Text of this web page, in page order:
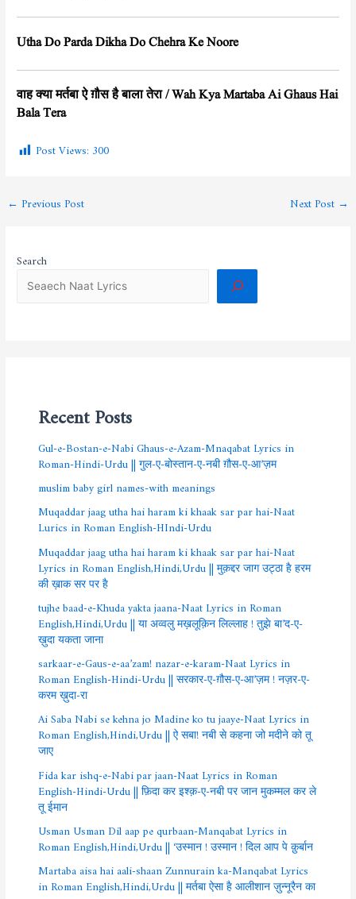
Utha Do Parda Dikha Do Chehra Ke Noore
वाह क्या मर्तबा ऐ ग़ौस है बाला तेरा / Wah Kya Martaba Ai Ghaus Hai
Bala Tera
Post Views:300
← Previous Post Next Post→
Search
Recent Posts
Gul-e-Bostan-e-Nabi Ghaus-e-Azam-Mnaqabat Lyrics in
Roman-Hindi-Urdu || गुल-ए-बोस्तान-ए-नबी ग़ौस-ए-आ’ज़म
muslim baby girl names-with meanings
Muqaddar jaag utha hai haram ki khaak sar par hai-Naat
Lurics in Roman English-HIndi-Urdu
Muqaddar jaag utha hai haram ki khaak sar par hai-Naat
Lyrics in Roman English,Hindi,Urdu || मुक़द्दर जाग उट्ठा है हरम
की ख़ाक सर पर है
tujhe baad-e-Khuda yakta jaana-Naat Lyrics in Roman
English,Hindi,Urdu || या अव्वलु मख़लूक़िन लिल्लाह ! तुझे बा’द-ए-
ख़ुदा यकता जाना
sarkaar-e-Gaus-e-aa’zam! nazar-e-karam-Naat Lyrics in
Roman English-Hindi-Urdu || सरकार-ए-ग़ौस-ए-आ’ज़म ! नज़र-ए-
करम ख़ुदा-रा
Ai Saba Nabi se kehna jo Madine ko tu jaaye-Naat Lyrics in
Roman English,Hindi,Urdu || ऐ सबा! नबी से कहना जो मदीने को तू
जाए
Fida kar ishq-e-Nabi par jaan-Naat Lyrics in Roman
English-Hindi-Urdu || फ़िदा कर इश्क़-ए-नबी पर जान मुकम्मल कर ले
तू ईमान
Usman Usman Dil aap pe qurbaan-Manqabat Lyrics in
Roman English,Hindi,Urdu || ‘उस्मान ! उस्मान ! दिल आप पे क़ुर्बान
Martaba aisa hai aali-shaan Zunnurain ka-Manqabat Lyrics
in Roman English,Hindi,Urdu || मर्तबा ऐसा है आलीशान ज़ुन्नूरैन का